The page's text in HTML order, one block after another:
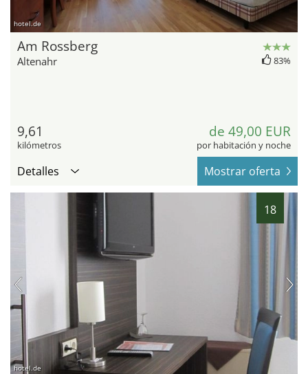
hotel.de
Am Rossberg
Altenahr 83%
9,61
kilómetros
de 49,00 EUR
por habitación y noche
Detalles Mostrar oferta
18
hotel.de